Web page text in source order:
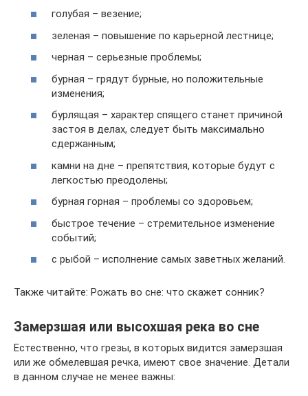
голубая – везение;
зеленая – повышение по карьерной лестнице;
черная – серьезные проблемы;
бурная – грядут бурные, но положительные
изменения;
бурлящая – характер спящего станет причиной
застоя в делах, следует быть максимально
сдержанным;
камни на дне – препятствия, которые будут с
легкостью преодолены;
бурная горная – проблемы со здоровьем;
быстрое течение – стремительное изменение
событий;
с рыбой – исполнение самых заветных желаний.
Также читайте: Рожать во сне: что скажет сонник?
Замерзшая или высохшая река во сне
Естественно, что грезы, в которых видится замерзшая
или же обмелевшая речка, имеют свое значение. Детали
в данном случае не менее важны: